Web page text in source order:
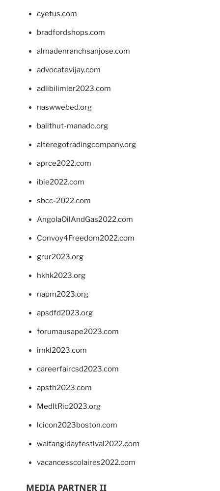
cyetus.com
bradfordshops.com
almadenranchsanjose.com
advocatevijay.com
adlibilimler2023.com
naswwebed.org
balithut-manado.org
alteregotradingcompany.org
aprce2022.com
ibie2022.com
sbcc-2022.com
AngolaOilAndGas2022.com
Convoy4Freedom2022.com
grur2023.org
hkhk2023.org
napm2023.org
apsdfd2023.org
forumausape2023.com
imkl2023.com
careerfaircsd2023.com
apsth2023.com
MedItRio2023.org
lcicon2023boston.com
waitangidayfestival2022.com
vacancesscolaires2022.com
MEDIA PARTNER II